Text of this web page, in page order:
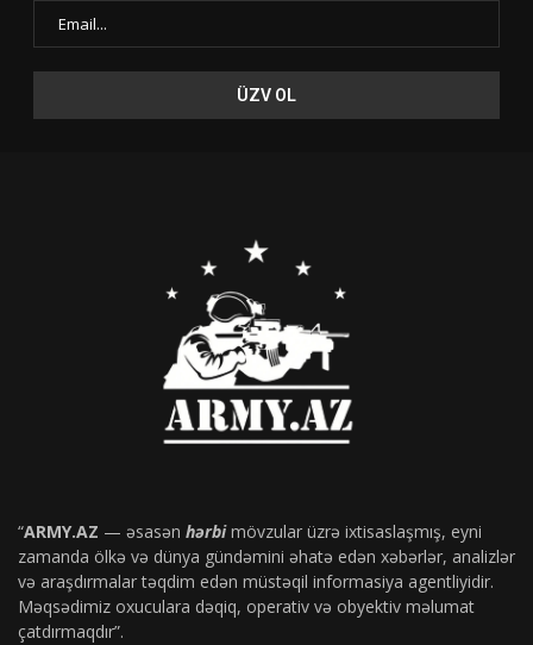
“ARMY.AZ — əsasən hərbimövzular üzrə ixtisaslaşmış, eyni
zamanda ölkə və dünya gündəmini əhatə edən xəbərlər, analizlər
və araşdırmalar təqdim edən müstəqil informasiya agentliyidir.
Məqsədimiz oxuculara dəqiq, operativ və obyektiv məlumat
çatdırmaqdır”.